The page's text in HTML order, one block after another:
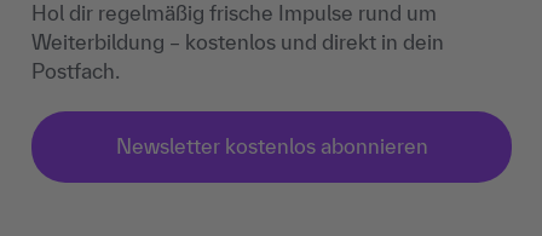
Hol dir regelmäßig frische Impulse rund um
Weiterbildung – kostenlos und direkt in dein
Postfach.
Newsletter kostenlos abonnieren